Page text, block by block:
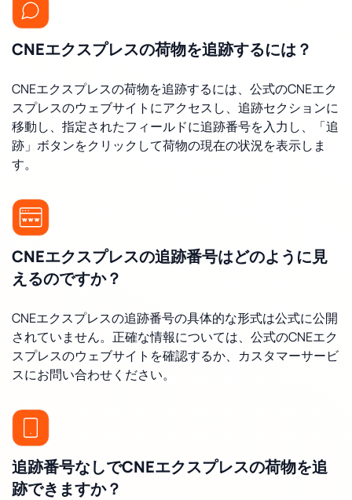
CNEエクスプレスの荷物を追跡するには？
CNEエクスプレスの荷物を追跡するには、公式のCNEエク
スプレスのウェブサイトにアクセスし、追跡セクションに
移動し、指定されたフィールドに追跡番号を入力し、「追
跡」ボタンをクリックして荷物の現在の状況を表示しま
す。
CNEエクスプレスの追跡番号はどのように見
えるのですか？
CNEエクスプレスの追跡番号の具体的な形式は公式に公開
されていません。正確な情報については、公式のCNEエク
スプレスのウェブサイトを確認するか、カスタマーサービ
スにお問い合わせください。
追跡番号なしでCNEエクスプレスの荷物を追
跡できますか？